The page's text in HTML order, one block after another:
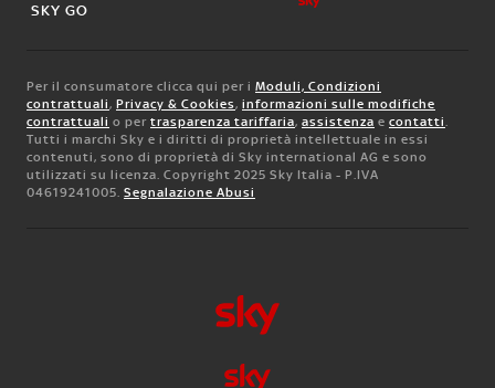
SKY GO
Per il consumatore clicca qui per i Moduli, Condizioni
contrattuali, Privacy & Cookies, informazioni sulle modifiche
contrattuali o per trasparenza tariffaria, assistenza e contatti.
Tutti i marchi Sky e i diritti di proprietà intellettuale in essi
contenuti, sono di proprietà di Sky international AG e sono
utilizzati su licenza. Copyright 2025 Sky Italia - P.IVA
04619241005. Segnalazione Abusi